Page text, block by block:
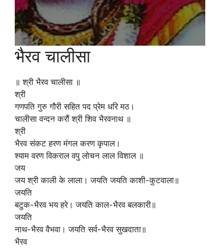
भैरव चालीसा
‎॥ श्री भैरव चालीसा ॥
श्री
गणपति गुरु गौरी सहित पद प्रेम धरि मठ।
चालीसा वन्दन करौं श्री शिव भैरवनाथ ॥
श्री
भैरव संकट हरण मंगल करण कृपाल।
‎श्याम वरण विकराल वपु लोचन लाल विशाल ॥
जय
जय श्री काली के लाला। जयति जयति काशी-कुटवाला॥
जयति
बटुक-भैरव भय हरे। जयति काल-भैरव बलकारी॥
जयति
नाथ-भैरव वैभवा। जयति सर्व-भैरव सुखदाता॥
भैरव